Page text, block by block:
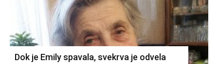
Dok je Emily spavala, svekrva je odvela